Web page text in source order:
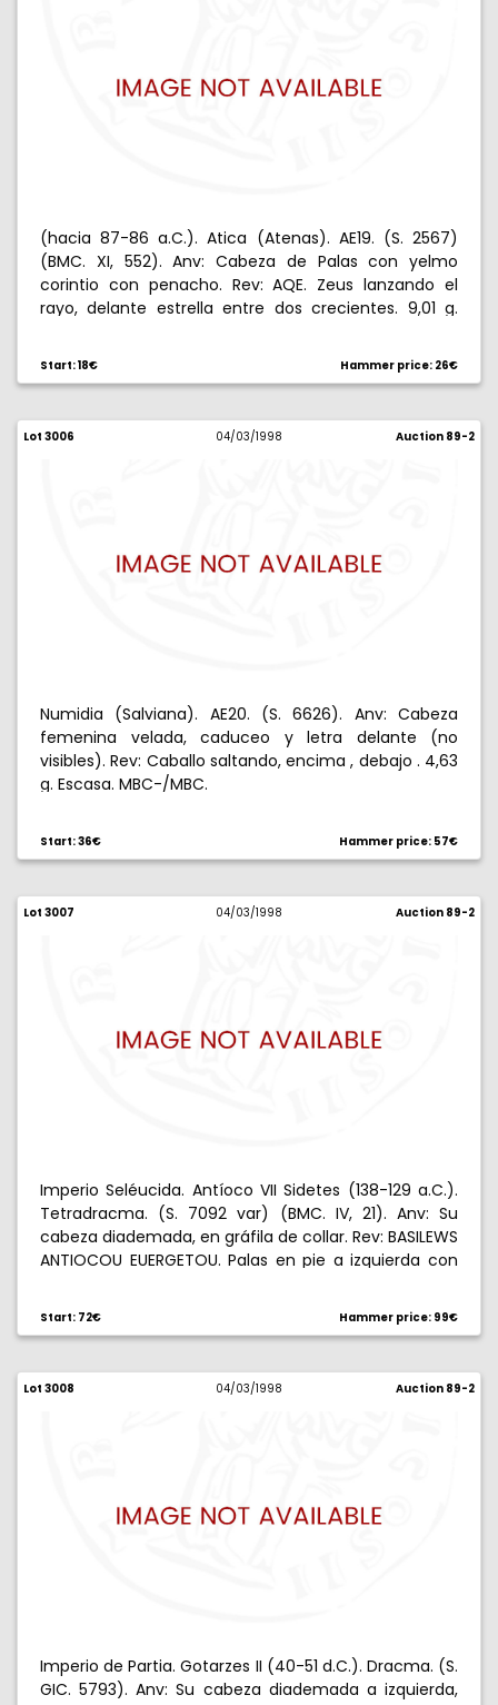
(hacia 87-86 a.C.). Atica (Atenas). AE19. (S. 2567)
(BMC. XI, 552). Anv: Cabeza de Palas con yelmo
corintio con penacho. Rev: AQE. Zeus lanzando el
rayo, delante estrella entre dos crecientes. 9,01 g.
Start: 18€ Hammer price: 26€
Lot 3006 04/03/1998 Auction 89-2
Numidia (Salviana). AE20. (S. 6626). Anv: Cabeza
femenina velada, caduceo y letra delante (no
visibles). Rev: Caballo saltando, encima , debajo . 4,63
g. Escasa. MBC-/MBC.
Start: 36€ Hammer price: 57€
Lot 3007 04/03/1998 Auction 89-2
Imperio Seléucida. Antíoco VII Sidetes (138-129 a.C.).
Tetradracma. (S. 7092 var) (BMC. IV, 21). Anv: Su
cabeza diademada, en gráfila de collar. Rev: BASILEWS
ANTIOCOU EUERGETOU. Palas en pie a izquierda con
en láurea. 15,90 g. MBC-.
Start: 72€ Hammer price: 99€
Lot 3008 04/03/1998 Auction 89-2
Imperio de Partia. Gotarzes II (40-51 d.C.). Dracma. (S.
GIC. 5793). Anv: Su cabeza diademada a izquierda,